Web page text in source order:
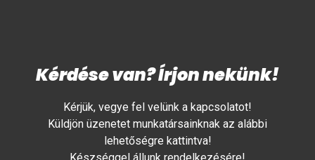
Kérdése van? Írjon nekünk!
Kérjük, vegye fel velünk a kapcsolatot!
Küldjön üzenetet munkatársainknak az alábbi
lehetőségre kattintva!